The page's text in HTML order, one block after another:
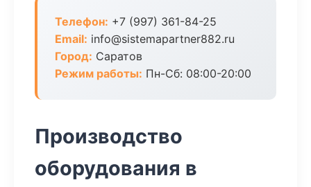
Телефон: +7 (997) 361-84-25
Email: info@sistemapartner882.ru
Город: Саратов
Режим работы: Пн-Сб: 08:00-20:00
Производство
оборудования в